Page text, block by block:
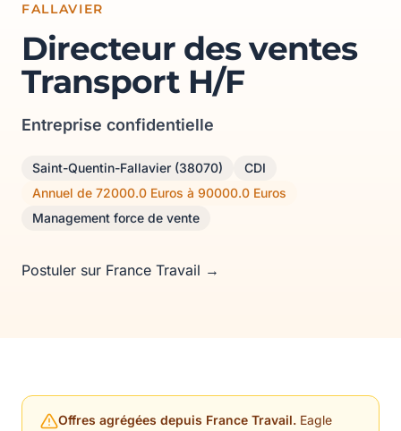
FALLAVIER
Directeur des ventes
Transport H/F
Entreprise confidentielle
Saint-Quentin-Fallavier (38070)
CDI
Annuel de 72000.0 Euros à 90000.0 Euros
Management force de vente
Postuler sur France Travail →
Offres agrégées depuis France Travail. Eagle